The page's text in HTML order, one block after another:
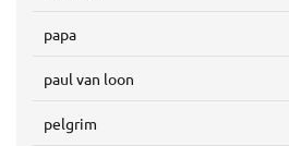
papa
paul van loon
pelgrim